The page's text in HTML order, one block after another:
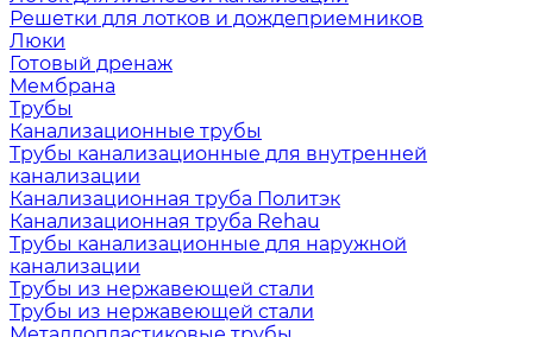
Решетки для лотков и дождеприемников
Люки
Готовый дренаж
Мембрана
Трубы
Канализационные трубы
Трубы канализационные для внутренней
канализации
Канализационная труба Политэк
Канализационная труба Rehau
Трубы канализационные для наружной
канализации
Трубы из нержавеющей стали
Трубы из нержавеющей стали